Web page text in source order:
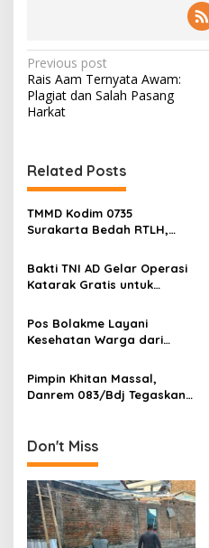
P
o
s
n
a
v
g
a
t
i
o
n
Previous post
Rais Aam Ternyata Awam:
Plagiat dan Salah Pasang
Harkat
Related Posts
TMMD Kodim 0735
Surakarta Bedah RTLH,
bagi Warga
Bakti TNI AD Gelar Operasi
Katarak Gratis untuk
Pos Bolakme Layani
Kesehatan Warga dari
Pegunungan
Pimpin Khitan Massal,
Danrem 083/Bdj Tegaskan
Don't Miss